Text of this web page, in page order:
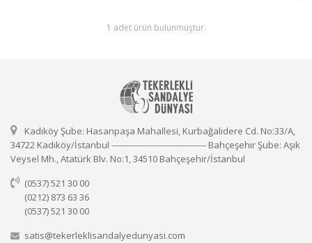
1 adet ürün bulunmuştur.
Kadıköy Şube: Hasanpaşa Mahallesi, Kurbağalıdere Cd. No:33/A,
34722 Kadıköy/İstanbul ---------------------------------- Bahçeşehir Şube: Aşık
Veysel Mh., Atatürk Blv. No:1, 34510 Bahçeşehir/İstanbul
(0537) 521 30 00
(0212) 873 63 36
(0537) 521 30 00
satis@tekerleklisandalyedunyasi.com